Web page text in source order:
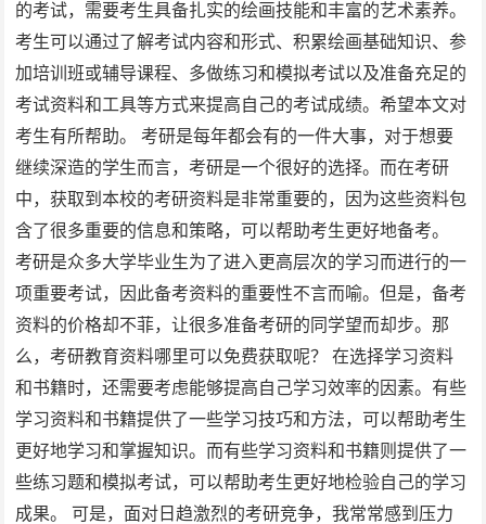
的考试，需要考生具备扎实的绘画技能和丰富的艺术素养。
考生可以通过了解考试内容和形式、积累绘画基础知识、参
加培训班或辅导课程、多做练习和模拟考试以及准备充足的
考试资料和工具等方式来提高自己的考试成绩。希望本文对
考生有所帮助。 考研是每年都会有的一件大事，对于想要
继续深造的学生而言，考研是一个很好的选择。而在考研
中，获取到本校的考研资料是非常重要的，因为这些资料包
含了很多重要的信息和策略，可以帮助考生更好地备考。
考研是众多大学毕业生为了进入更高层次的学习而进行的一
项重要考试，因此备考资料的重要性不言而喻。但是，备考
资料的价格却不菲，让很多准备考研的同学望而却步。那
么，考研教育资料哪里可以免费获取呢？ 在选择学习资料
和书籍时，还需要考虑能够提高自己学习效率的因素。有些
学习资料和书籍提供了一些学习技巧和方法，可以帮助考生
更好地学习和掌握知识。而有些学习资料和书籍则提供了一
些练习题和模拟考试，可以帮助考生更好地检验自己的学习
成果。 可是，面对日趋激烈的考研竞争，我常常感到压力